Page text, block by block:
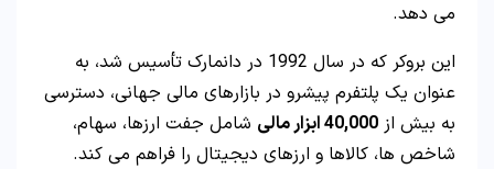
می‌ دهد.
این بروکر که در سال 1992 در دانمارک تأسیس شد، به‌
عنوان یک پلتفرم پیشرو در بازارهای مالی جهانی، دسترسی
به بیش از 40,000 ابزار مالی
شامل جفت‌ ارزها، سهام،
شاخص‌ ها، کالاها و ارزهای دیجیتال را فراهم می‌ کند.